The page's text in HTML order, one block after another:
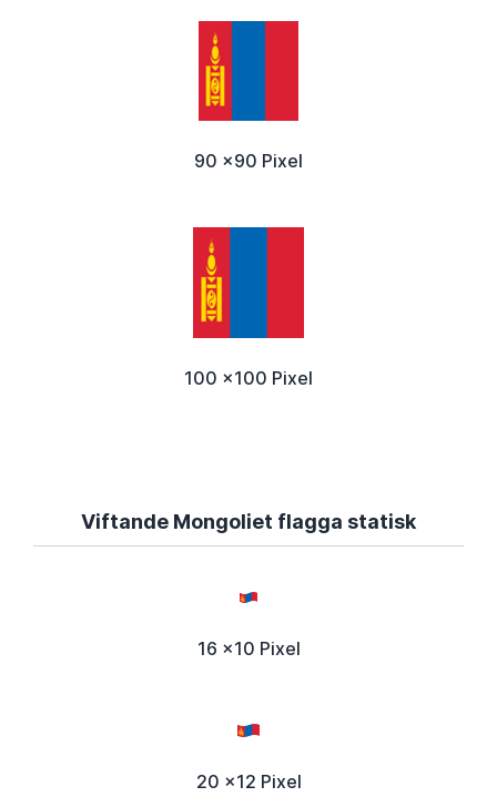
90 x90 Pixel
100 x100 Pixel
Viftande Mongoliet flagga statisk
16 x10 Pixel
20 x12 Pixel